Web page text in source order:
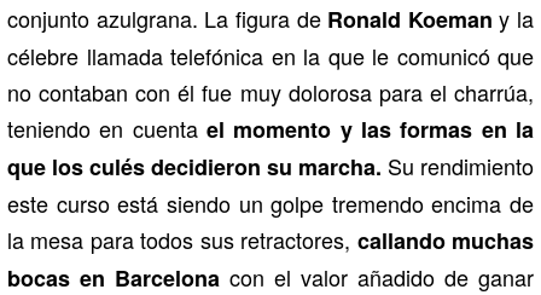
conjunto azulgrana. La figura de Ronald Koeman y la
célebre llamada telefónica en la que le comunicó que
no contaban con él fue muy dolorosa para el charrúa,
teniendo en cuenta el momento y las formas en la
que los culés decidieron su marcha. Su rendimiento
este curso está siendo un golpe tremendo encima de
la mesa para todos sus retractores, callando muchas
bocas en Barcelona con el valor añadido de ganar